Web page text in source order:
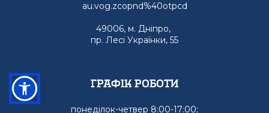
au.vog.zcopnd%40otpcd
49006, м. Дніпро,
пр. Лесі Українки, 55
графік роботи
понеділок-четвер 8:00-17:00;